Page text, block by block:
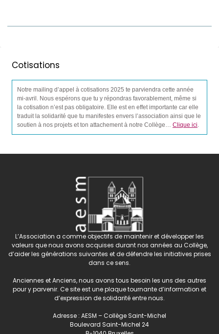
Cotisations
Notre mailing d’appel à cotisations 2025 te parviendra cette année
mi-avril. Nous espérons que tu y répondras favorablement, même si
la cotisation n’est pas obligatoire. Elle est en effet importante car elle
traduit la solidarité que tu manifestes envers l’association ainsi que le
soutien à nos projets et ton attachement à notre Collège… Clique ici.
L’Association a comme objectifs de maintenir et développer les
valeurs que nous avons acquises durant nos années au Collège,
d’aider les générations suivantes et de défendre les initiatives prises
dans ce sens.
Anciennes et Anciens, nous avons tous besoin les uns des autres
pour y parvenir. Ce site est une plaque tournante d’information et
d’expression de solidarité entre nous.
Adresse : AESM – Collège Saint-Michel
Boulevard Saint-Michel 24